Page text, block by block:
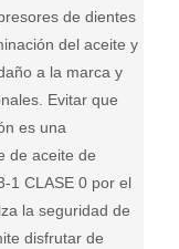
de dientes
del aceite y
a la marca y
Evitar que
es una
de aceite de
1 CLASE 0 por el
la seguridad de
disfrutar de